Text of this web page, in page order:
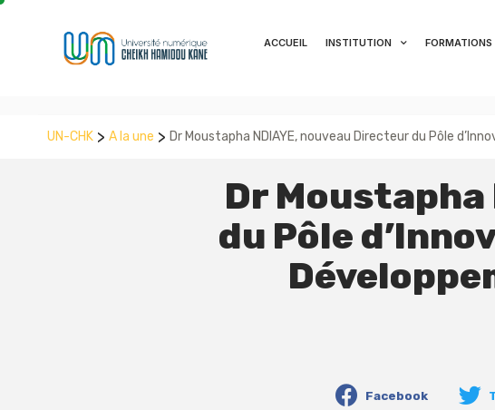
ACCUEIL INSTITUTION FORMATIONS
UN-CHK > A la une > Dr Moustapha NDIAYE, nouveau Directeur du Pôle
Dr Moustapha
du Pôle
Facebook